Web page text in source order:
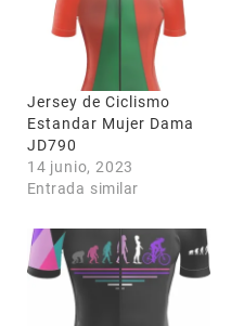
Jersey de Ciclismo
Estandar Mujer Dama
JD790
14 junio, 2023
Entrada similar